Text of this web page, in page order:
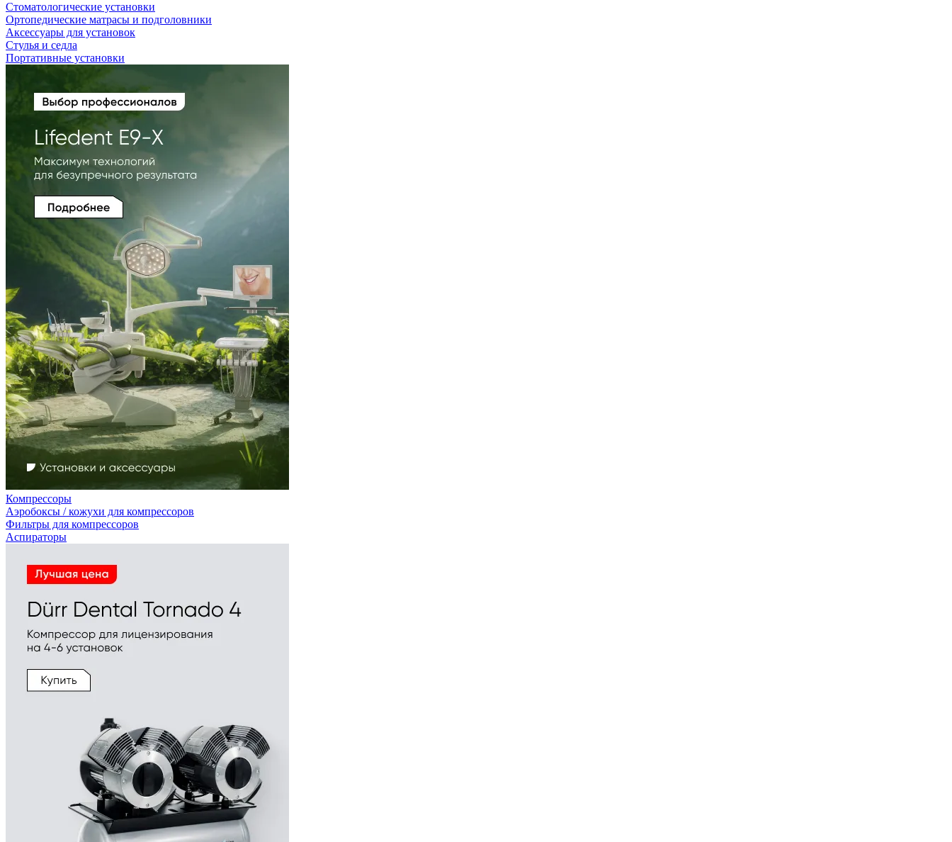
Стоматологические установки
Ортопедические матрасы и подголовники
Аксессуары для установок
Стулья и седла
Портативные установки
Компрессоры
Аэробоксы / кожухи для компрессоров
Фильтры для компрессоров
Аспираторы